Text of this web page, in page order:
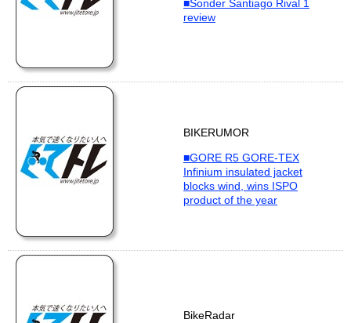
■Sonder Santiago Rival 1
review
BIKERUMOR
■GORE R5 GORE-TEX
Infinium insulated jacket
blocks wind, wins ISPO
product of the year
BikeRadar